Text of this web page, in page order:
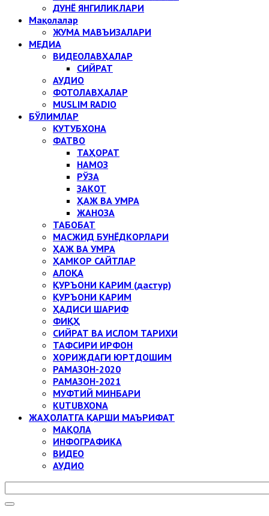
ДУНЁ ЯНГИЛИКЛАРИ
Мақолалар
ЖУМА МАВЪИЗАЛАРИ
МЕДИА
ВИДЕОЛАВҲАЛАР
СИЙРАТ
АУДИО
ФОТОЛАВҲАЛАР
MUSLIM RADIO
БЎЛИМЛАР
КУТУБХОНА
ФАТВО
ТАҲОРАТ
НАМОЗ
РЎЗА
ЗАКОТ
ҲАЖ ВА УМРА
ЖАНОЗА
ТАБОБАТ
МАСЖИД БУНЁДКОРЛАРИ
ҲАЖ ВА УМРА
ҲАМКОР САЙТЛАР
АЛОҚА
ҚУРЪОНИ КАРИМ (дастур)
ҚУРЪОНИ КАРИМ
ҲАДИСИ ШАРИФ
ФИҚҲ
СИЙРАТ ВА ИСЛОМ ТАРИХИ
ТАФСИРИ ИРФОН
ХОРИЖДАГИ ЮРТДОШИМ
РАМАЗОН-2020
РАМАЗОН-2021
МУФТИЙ МИНБАРИ
KUTUBXONA
ЖАҲОЛАТГА ҚАРШИ МАЪРИФАТ
МАҚОЛА
ИНФОГРАФИКА
ВИДЕО
АУДИО